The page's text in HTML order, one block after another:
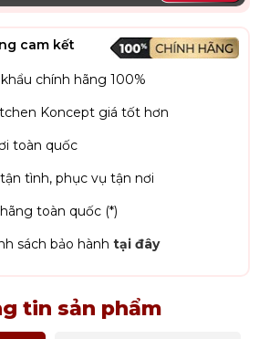
cam kết
chính hãng 100%
Koncept giá tốt hơn
toàn quốc
tình, phục vụ tận nơi
toàn quốc (*)
sách bảo hành tại đây
tin sản phẩm